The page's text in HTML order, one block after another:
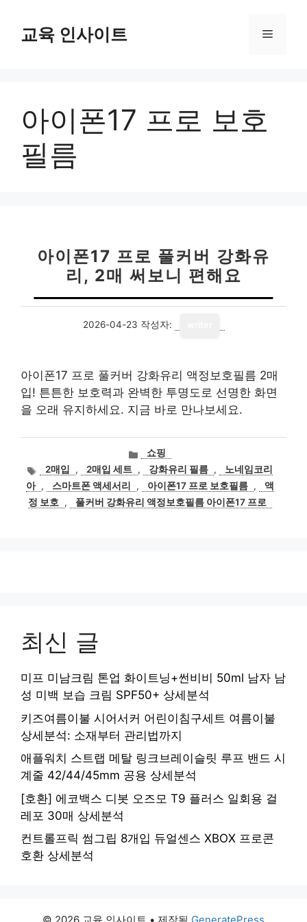
교육 인사이트 메
아이폰17 프로 보호
필름
아이폰17 프로 풀커버 강화유
리, 2매 써보니 편해요
2026-04-23 작성자:
아이폰17 프로 풀커버 강화유리 액정보호필름 2매
입! 튼튼한 보호력과 완벽한 투명도로 선명한 화면
을 오래 유지하세요. 지금 바로 만나보세요.
카
테
고
리
쇼핑
태2매입 , 2매입 세트 , 강화유리 필름 ,
노네임코리
아 , 스마트폰 액세서리 , 아이폰17 프로 보호필름 ,
액
정 보호
, 풀커버 강화유리 액정보호필름 아이폰17 프로
최신 글
미프 미남크림 톤업 화이트닝+썬비비 50ml 남자 남
성 미백 보습 크림 SPF50+ 상세분석
키즈여름이불 시어서커 어린이침구세트 여름이불
상세분석: 소재부터 관리법까지
애플워치 스트랩 메탈 링크브레이슬릿 루프 밴드 시
계줄 42/44/45mm 공용 상세분석
[호환] 에코백스 디봇 오즈모 T9 플러스 일회용 걸
레포 30매 상세분석
컨트롤프릭 썸그립 8개입 듀얼센스 XBOX 프로콘
호환 상세분석